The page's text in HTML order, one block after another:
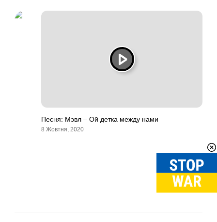
Песня: Мэвл – Ой детка между нами
8 Жовтня, 2020